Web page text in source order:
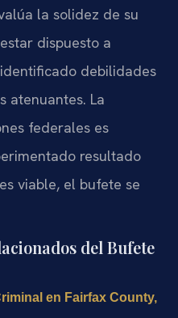
la solidez de su
dispuesto a
debilidades
atenuantes. La
federales es
resultado
viable, el bufete se
del Bufete
en Fairfax County,